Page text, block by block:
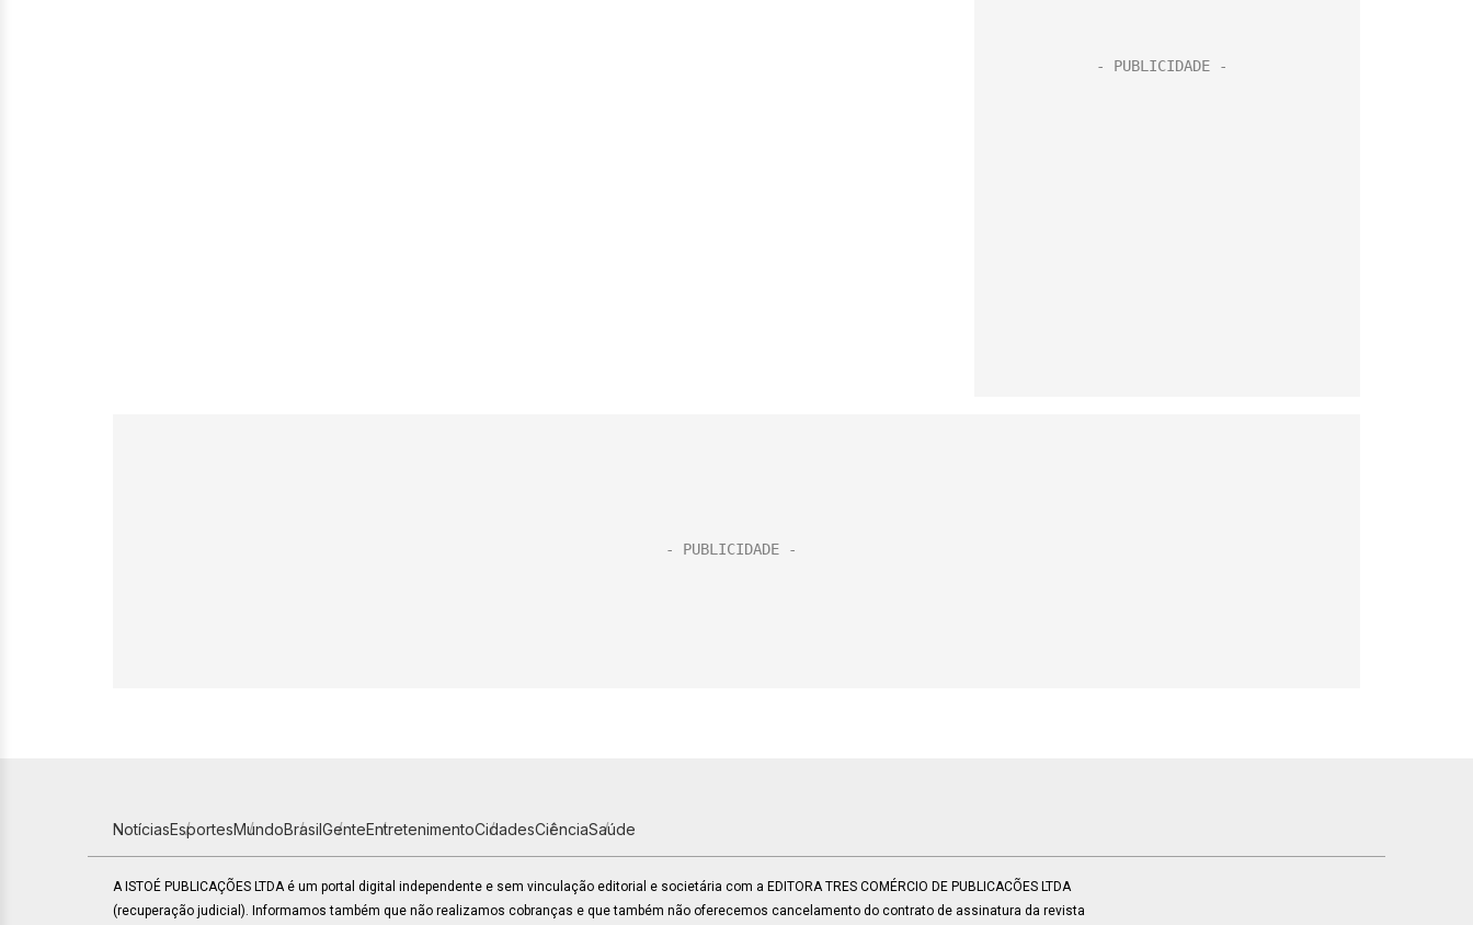
NotíciasEsportesMundoBrasilGenteEntretenimentoCidadesCiênciaSaúde
A ISTOÉ PUBLICAÇÕES LTDA é um portal digital independente e sem vinculação editorial e societária com a EDITORA TRES COMÉRCIO DE PUBLICACÕES LTDA
(recuperação judicial). Informamos também que não realizamos cobranças e que também não oferecemos cancelamento do contrato de assinatura da revista